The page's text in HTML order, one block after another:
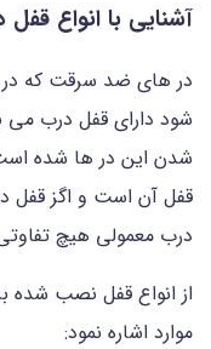
آشنایی با انواع
در های ضد سرقت که در
شود دارای قفل درب می
شدن این در ها شده
قفل آن است و اگز قفل
درب معمولی هیچ
از انواع قفل نصب
موارد اشاره نمود: